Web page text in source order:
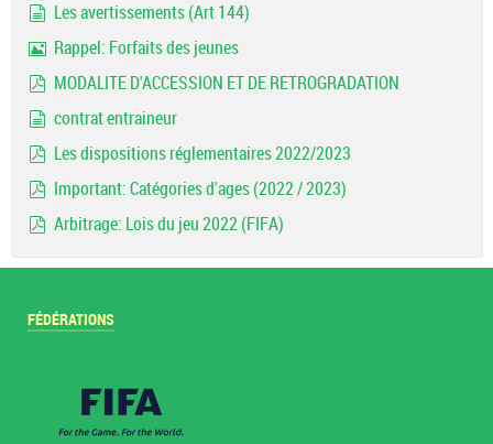
Les avertissements (Art 144)
Rappel: Forfaits des jeunes
MODALITE D'ACCESSION ET DE RETROGRADATION
contrat entraineur
Les dispositions réglementaires 2022/2023
Important: Catégories d'ages (2022 / 2023)
Arbitrage: Lois du jeu 2022 (FIFA)
FÉDÉRATIONS